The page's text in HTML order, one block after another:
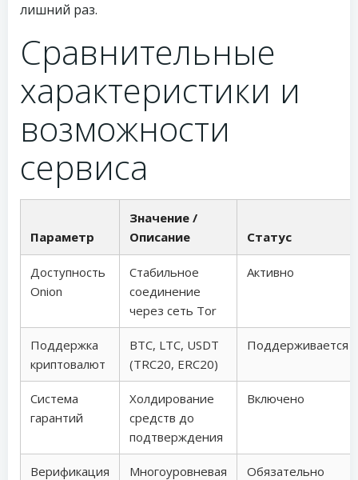
лишний раз.
Сравнительные
характеристики и
возможности
сервиса
Параметр
Значение /
Описание
Статус
Доступность
Onion
Стабильное
соединение
через сеть Tor
Активно
Поддержка
криптовалют
BTC, LTC, USDT
(TRC20, ERC20)
Поддерживается
Система
гарантий
Холдирование
средств до
подтверждения
Включено
Верификация
Многоуровневая
Обязательно